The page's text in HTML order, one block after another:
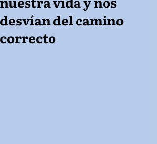
desvían del camino
correcto